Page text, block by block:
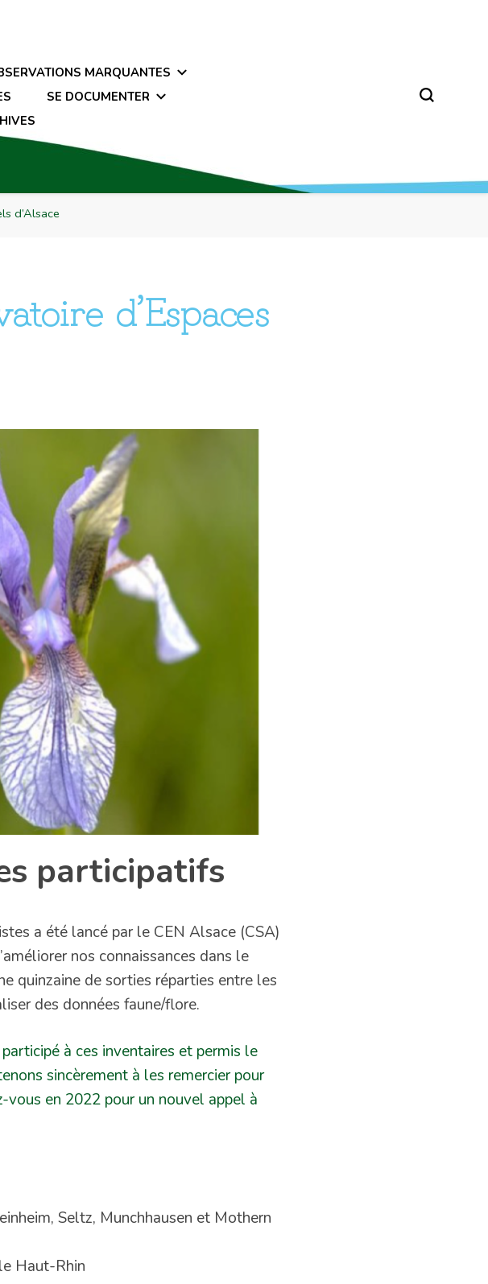
MARQUANTES
SE DOCUMENTER
d’Alsace
d’Espaces
participatifs
a été lancé par le CEN Alsace (CSA)
nos connaissances dans le
quinzaine de sorties réparties entre les
des données faune/flore.
à ces inventaires et permis le
sincèrement à les remercier pour
vous en 2022 pour un nouvel appel à
Seltz, Munchhausen et Mothern
Haut-Rhin